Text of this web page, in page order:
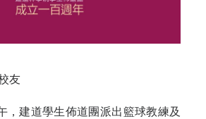
友
，建道學生佈道團派出籃球教練及